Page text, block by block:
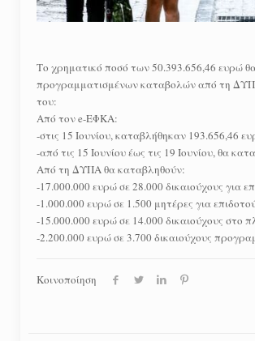
Το χρηματικό ποσό των 50.393.656,46 ευρώ
προγραμματισμένων καταβολών από τη
του:
Από τον e-ΕΦΚΑ:
-στις 15 Ιουνίου, καταβλήθηκαν 193.656,46
-από τις 15 Ιουνίου έως τις 19 Ιουνίου, θα
Από τη ΔΥΠΑ θα καταβληθούν:
-17.000.000 ευρώ σε 28.000 δικαιούχους για
-1.000.000 ευρώ σε 1.500 μητέρες για
-15.000.000 ευρώ σε 14.000 δικαιούχους
-2.200.000 ευρώ σε 3.700 δικαιούχους
Κοινοποίηση